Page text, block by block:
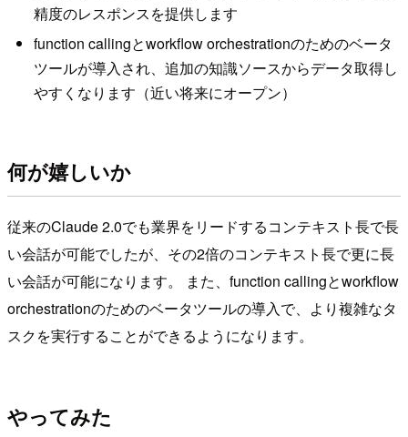
精度のレスポンスを提供します
function callingとworkflow orchestrationのためのベータ
ツールが導入され、追加の知識ソースからデータ取得し
やすくなります（近い将来にオープン）
何が嬉しいか
従来のClaude 2.0でも業界をリードするコンテキスト長で長
い会話が可能でしたが、その2倍のコンテキスト長で更に長
い会話が可能になります。 また、function callingとworkflow
orchestrationのためのベータツールの導入で、より複雑なタ
スクを実行することができるようになります。
やってみた